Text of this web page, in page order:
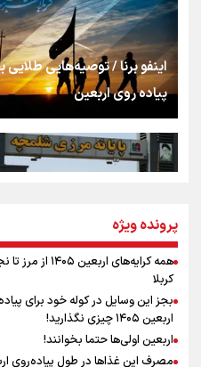
اشک
جمله‌ای که بغض
را شکست؛ «آهای مردم،
تهران رفتند»
سه حسرتی که به
نگاه تمدنی رهبر
فضای مجازی
اینفو برنا / توصیه‌هایی طلایی
پیاده روی اربعین
اینفو برنا / جدول کامل فاصله
شلمچه تا شهرهای زیارتی عراق
پرونده ویژه
همه کرایه‌های اربعین ۱۴۰۵
کربلا
بجز این وسایل در کوله خود برای
اربعین ۱۴۰۵ چیزی نگذارید!
اربعین اولی‌ها حتما بخوانند!
مصرف این غذاها در طول پیاده‌روی